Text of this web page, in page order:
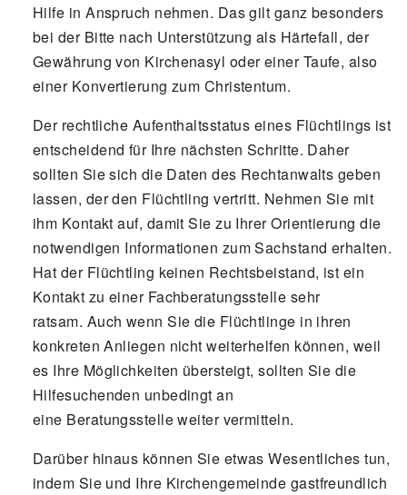
Hilfe in Anspruch nehmen. Das gilt ganz besonders
bei der Bitte nach Unterstützung als Härtefall, der
Gewährung von Kirchenasyl oder einer Taufe, also
einer Konvertierung zum Christentum.
Der rechtliche Aufenthaltsstatus eines Flüchtlings ist
entscheidend für Ihre nächsten Schritte. Daher
sollten Sie sich die Daten des Rechtanwalts geben
lassen, der den Flüchtling vertritt. Nehmen Sie mit
ihm Kontakt auf, damit Sie zu Ihrer Orientierung die
notwendigen Informationen zum Sachstand erhalten.
Hat der Flüchtling keinen Rechtsbeistand, ist ein
Kontakt zu einer Fachberatungsstelle sehr
ratsam. Auch wenn Sie die Flüchtlinge in ihren
konkreten Anliegen nicht weiterhelfen können, weil
es Ihre Möglichkeiten übersteigt, sollten Sie die
Hilfesuchenden unbedingt an
eine Beratungsstelle weiter vermitteln.
Darüber hinaus können Sie etwas Wesentliches tun,
indem Sie und Ihre Kirchengemeinde gastfreundlich